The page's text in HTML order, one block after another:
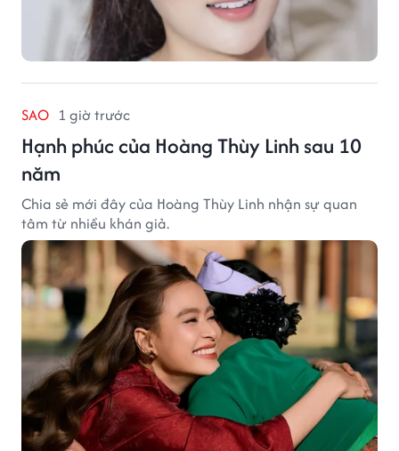
SAO 1 giờ trước
Hạnh phúc của Hoàng Thùy Linh sau 10
năm
Chia sẻ mới đây của Hoàng Thùy Linh nhận sự quan
tâm từ nhiều khán giả.